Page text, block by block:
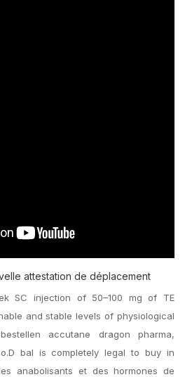
attestation de déplacement
SC injection of 50–100 mg of TE
and stable levels of physiological
accutane dragon pharma,
bal is completely legal to buy in
anabolisants et des hormones de